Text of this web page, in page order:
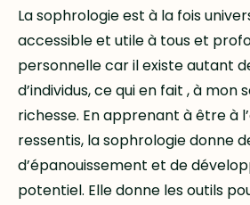
La sophrologie est à la fois
accessible et utile à tous et
personnelle car il existe autant
d’individus, ce qui en fait , à mon
richesse. En apprenant à être à
ressentis, la sophrologie donne
d’épanouissement et de
potentiel. Elle donne les outils